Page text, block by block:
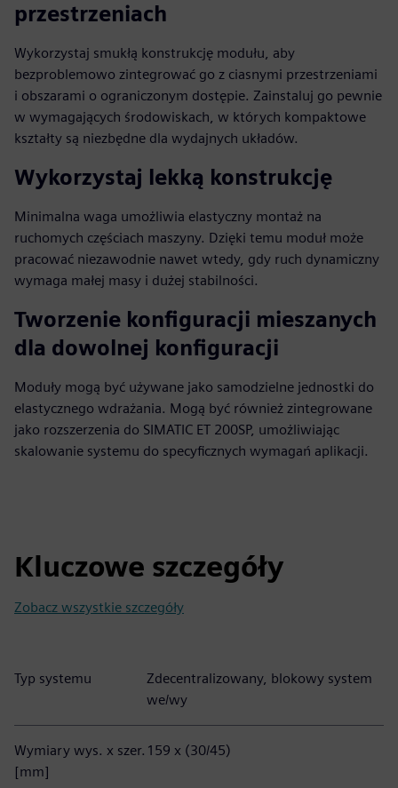
przestrzeniach
Wykorzystaj smukłą konstrukcję modułu, aby
bezproblemowo zintegrować go z ciasnymi przestrzeniami
i obszarami o ograniczonym dostępie. Zainstaluj go pewnie
w wymagających środowiskach, w których kompaktowe
kształty są niezbędne dla wydajnych układów.
Wykorzystaj lekką konstrukcję
Minimalna waga umożliwia elastyczny montaż na
ruchomych częściach maszyny. Dzięki temu moduł może
pracować niezawodnie nawet wtedy, gdy ruch dynamiczny
wymaga małej masy i dużej stabilności.
Tworzenie konfiguracji mieszanych
dla dowolnej konfiguracji
Moduły mogą być używane jako samodzielne jednostki do
elastycznego wdrażania. Mogą być również zintegrowane
jako rozszerzenia do SIMATIC ET 200SP, umożliwiając
skalowanie systemu do specyficznych wymagań aplikacji.
Kluczowe szczegóły
Zobacz wszystkie szczegóły
Typ systemu
Zdecentralizowany, blokowy system
we/wy
Wymiary wys. x szer.
[mm]
159 x (30/45)